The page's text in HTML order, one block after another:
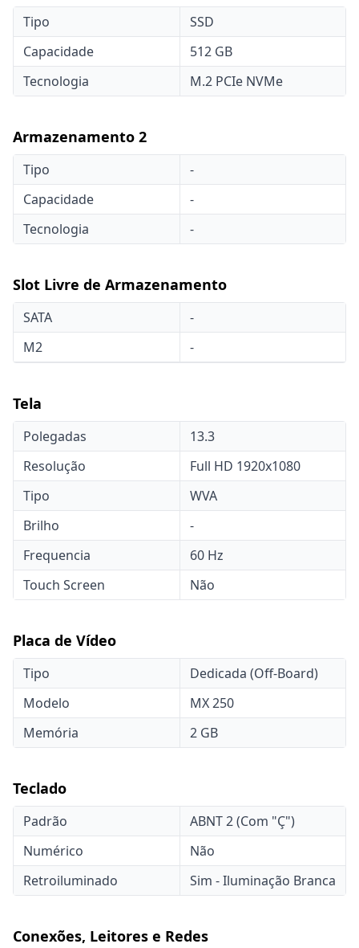
Tipo
SSD
Capacidade
512 GB
Tecnologia
M.2 PCIe NVMe
Armazenamento 2
Tipo
-
Capacidade
-
Tecnologia
-
Slot Livre de Armazenamento
SATA
-
M2
-
Tela
Polegadas
13.3
Resolução
Full HD 1920x1080
Tipo
WVA
Brilho
-
Frequencia
60 Hz
Touch Screen
Não
Placa de Vídeo
Tipo
Dedicada (Off-Board)
Modelo
MX 250
Memória
2 GB
Teclado
Padrão
ABNT 2 (Com "Ç")
Numérico
Não
Retroiluminado
Sim - Iluminação Branca
Conexões, Leitores e Redes